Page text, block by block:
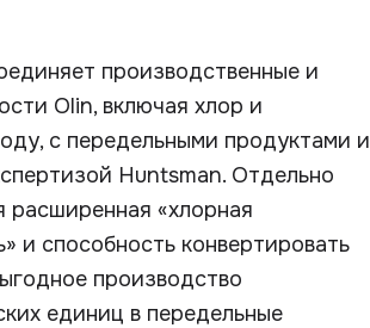
производственные и
Olin, включая хлор и
с передельными продуктами и
Huntsman. Отдельно
расширенная «хлорная
и способность конвертировать
производство
единиц в передельные